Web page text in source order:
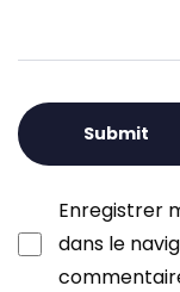
Enregistrer
dans le